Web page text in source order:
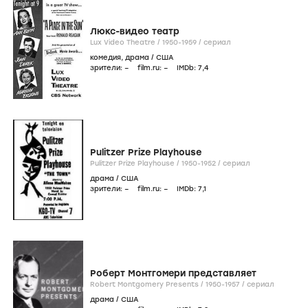
Люкс-видео театр
Lux Video Theatre / 1950-1959 / сериал
комедия, драма / США
зрители: – film.ru: – IMDb: 7,4
Pulitzer Prize Playhouse
Pulitzer Prize Playhouse / 1950-1952 / сериал
драма / США
зрители: – film.ru: – IMDb: 7,1
Роберт Монтгомери представляет
Robert Montgomery Presents / 1950-1957 / сериал
драма / США